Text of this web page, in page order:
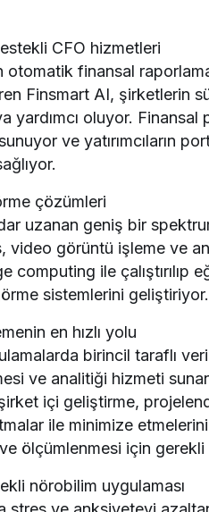
CFO hizmetleri
otomatik finansal
Finsmart AI, şirketlerin
yardımcı oluyor. Finansal
ve yatırımcıların
çözümleri
uzanan geniş bir
video görüntü işleme ve
computing ile çalıştırılıp
sistemlerini geliştiriyor.
en hızlı yolu
birincil taraflı
ve analitiği hizmeti
içi geliştirme,
ile minimize
ölçümlenmesi için gerekli
nörobilim uygulaması